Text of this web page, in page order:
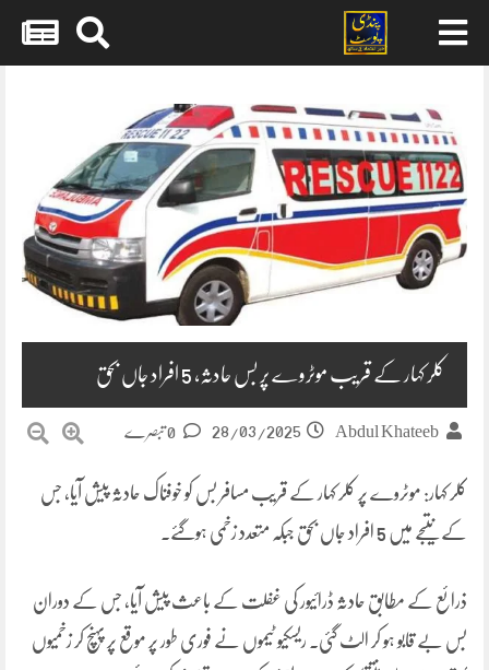
کلر کہار کے قریب موٹروے پر بس حادثہ، 5 افراد جاں بحق
Abdul Khateeb
28/03/2025
کلر کہار: موٹروے پر کلر کہار کے قریب مسافر بس کو خوفناک حادثہ پیش آیا، جس
کے نتیجے میں 5 افراد جاں بحق جبکہ متعدد زخمی ہوگئے۔
ذرائع کے مطابق حادثہ ڈرائیور کی غفلت کے باعث پیش آیا، جس کے دوران
بس بے قابو ہو کر الٹ گئی۔ ریسکیو ٹیموں نے فوری طور پر موقع پر پہنچ کر زخمیوں